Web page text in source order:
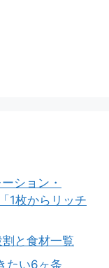
ション・
1枚からリッチ
と食材一覧
たい6ヶ条